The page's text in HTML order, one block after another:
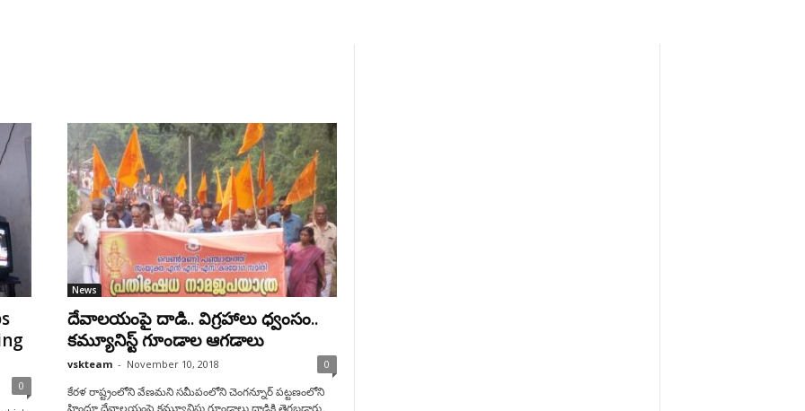
0
News
దేవాలయంపై దాడి.. విగ్రహాలు ధ్వంసం..
కమ్యూనిస్ట్ గూండాల ఆగడాలు
vskteam - November 10, 2018 0
కేరళ రాష్ట్రంలోని వేణమని సమీపంలోని చెంగన్నూర్ పట్టణంలోని
హిందూ దేవాలయంపై కమ్యూనిస్టు గూండాలు దాడికి తెగబడ్డారు.